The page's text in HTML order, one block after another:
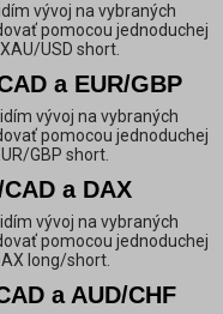
vývoj na vybraných
pomocou jednoduchej
USD short.
a EUR/GBP
vývoj na vybraných
pomocou jednoduchej
GBP short.
a DAX
vývoj na vybraných
pomocou jednoduchej
long/short.
a AUD/CHF